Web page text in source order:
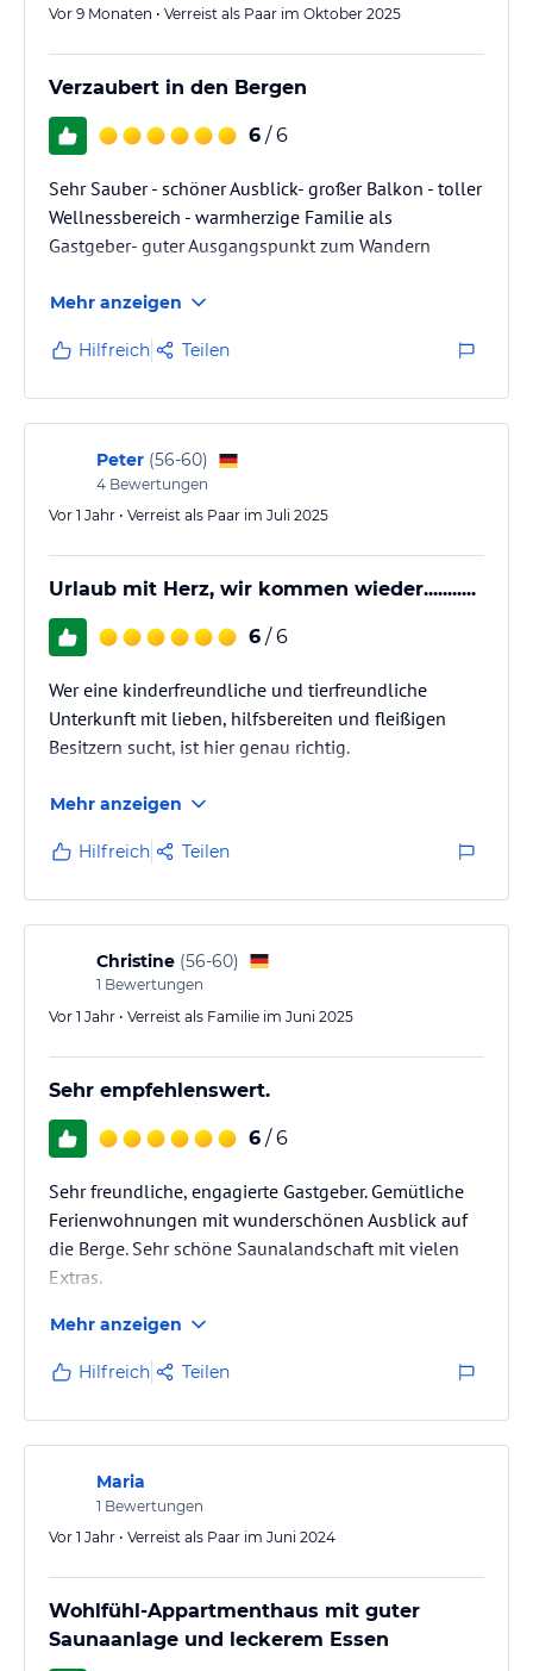
entspannen.
Vor 9 Monaten • Verreist als Paar im Oktober 2025
Verzaubert in den Bergen
6 / 6
Sehr Sauber - schöner Ausblick- großer Balkon - toller
Wellnessbereich - warmherzige Familie als
Gastgeber- guter Ausgangspunkt zum Wandern
Mehr anzeigen
Hilfreich Teilen
Peter (56-60)
4 Bewertungen
Vor 1 Jahr • Verreist als Paar im Juli 2025
Urlaub mit Herz, wir kommen wieder...........
6 / 6
Wer eine kinderfreundliche und tierfreundliche
Unterkunft mit lieben, hilfsbereiten und fleißigen
Besitzern sucht, ist hier genau richtig.
Mehr anzeigen
Hilfreich Teilen
Christine (56-60)
1 Bewertungen
Vor 1 Jahr • Verreist als Familie im Juni 2025
Sehr empfehlenswert.
6 / 6
Sehr freundliche, engagierte Gastgeber. Gemütliche
Ferienwohnungen mit wunderschönen Ausblick auf
die Berge. Sehr schöne Saunalandschaft mit vielen
Extras.
Mehr anzeigen
Hilfreich Teilen
Maria
1 Bewertungen
Vor 1 Jahr • Verreist als Paar im Juni 2024
Wohlfühl-Appartmenthaus mit guter
Saunaanlage und leckerem Essen